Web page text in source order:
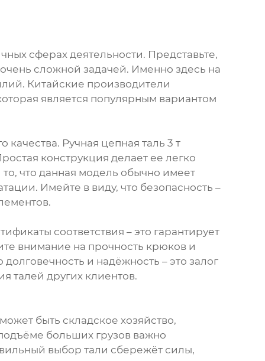
сферах деятельности. Представьте,
сложной задачей. Именно здесь на
Китайские производители
является популярным вариантом
Ручная цепная таль 3 т
конструкция делает ее легко
что данная модель обычно имеет
Имейте в виду, что безопасность –
соответствия – это гарантирует
внимание на прочность крюков и
и надёжность – это залог
талей других клиентов.
быть складское хозяйство,
больших грузов важно
выбор тали сбережёт силы,